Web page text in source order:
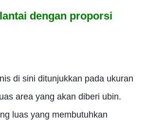
dengan proporsi
di sini ditunjukkan pada ukuran
area yang akan diberi ubin.
luas yang membutuhkan